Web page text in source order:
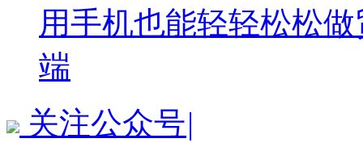
用手机也能轻轻松松
端
关注公众号|